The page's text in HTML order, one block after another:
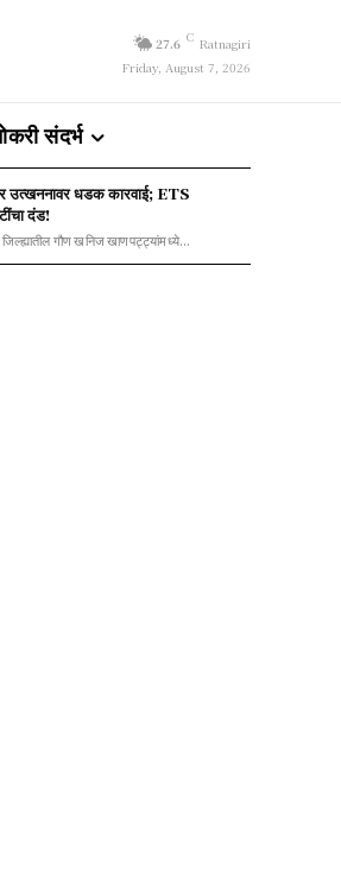
27.6 C Ratnagiri
Friday, August 7, 2026
संदर्भ
उत्खननावर धडक कारवाई; ETS
दंड!
जिल्ह्यातील गौण खनिज खाणपट्ट्यांमध्ये...